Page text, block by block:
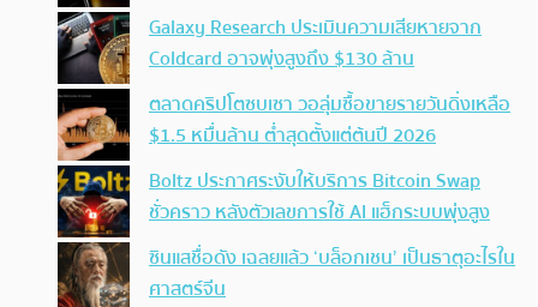
Galaxy Research ประเมินความเสียหายจาก
Coldcard อาจพุ่งสูงถึง $130 ล้าน
ตลาดคริปโตซบเซา วอลุ่มซื้อขายรายวันดิ่งเหลือ
$1.5 หมื่นล้าน ต่ำสุดตั้งแต่ต้นปี 2026
Boltz ประกาศระงับให้บริการ Bitcoin Swap
ชั่วคราว หลังตัวเลขการใช้ AI แฮ็กระบบพุ่งสูง
ซินแสชื่อดัง เฉลยแล้ว ‘บล็อกเชน’ เป็นธาตุอะไรใน
ศาสตร์จีน